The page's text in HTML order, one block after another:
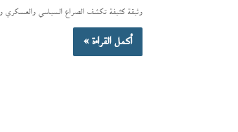
وثيقة كثيفة تكشف الصراع السياسي والعسكري
أكمل القراءة »